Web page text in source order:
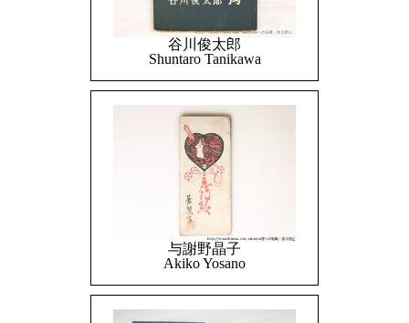
谷川俊太郎
Shuntaro Tanikawa
与謝野晶子
Akiko Yosano